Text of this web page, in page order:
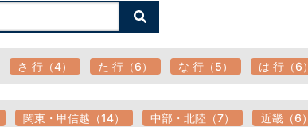
検
索
す
る
さ 行（4） た 行（6） な 行（5） は 行（6）
関東・甲信越（14） 中部・北陸（7） 近畿（6）